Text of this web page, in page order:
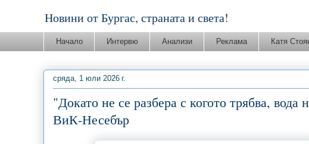
Новини от Бургас, страната и света!
Начало Интервю Анализи Реклама Катя
сряда, 1 юли 2026 г.
"Докато не се разбера с когото трябва,
ВиК-Несебър